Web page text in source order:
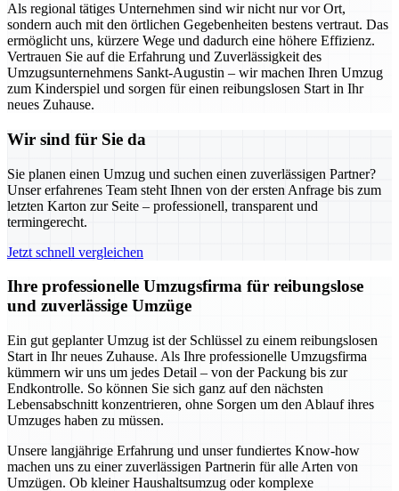
Als regional tätiges Unternehmen sind wir nicht nur vor Ort,
sondern auch mit den örtlichen Gegebenheiten bestens vertraut. Das
ermöglicht uns, kürzere Wege und dadurch eine höhere Effizienz.
Vertrauen Sie auf die Erfahrung und Zuverlässigkeit des
Umzugsunternehmens Sankt-Augustin – wir machen Ihren Umzug
zum Kinderspiel und sorgen für einen reibungslosen Start in Ihr
neues Zuhause.
Wir sind für Sie da
Sie planen einen Umzug und suchen einen zuverlässigen Partner?
Unser erfahrenes Team steht Ihnen von der ersten Anfrage bis zum
letzten Karton zur Seite – professionell, transparent und
termingerecht.
Jetzt schnell vergleichen
Ihre professionelle Umzugsfirma für reibungslose
und zuverlässige Umzüge
Ein gut geplanter Umzug ist der Schlüssel zu einem reibungslosen
Start in Ihr neues Zuhause. Als Ihre professionelle Umzugsfirma
kümmern wir uns um jedes Detail – von der Packung bis zur
Endkontrolle. So können Sie sich ganz auf den nächsten
Lebensabschnitt konzentrieren, ohne Sorgen um den Ablauf ihres
Umzuges haben zu müssen.
Unsere langjährige Erfahrung und unser fundiertes Know-how
machen uns zu einer zuverlässigen Partnerin für alle Arten von
Umzügen. Ob kleiner Haushaltsumzug oder komplexe